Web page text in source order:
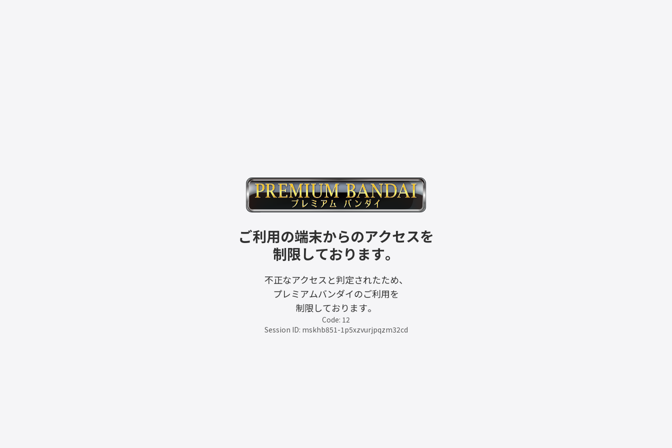
ご利用の端末からのアクセスを
制限しております。
不正なアクセスと判定されたため、
プレミアムバンダイのご利用を
制限しております。
Code: 12
Session ID: mskhb851-1p5xzvurjpqzm32cd